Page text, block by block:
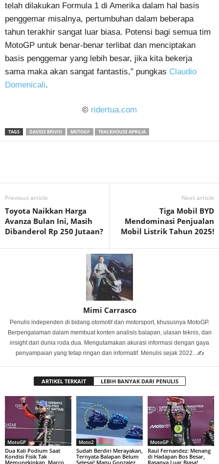
telah dilakukan Formula 1 di Amerika dalam hal basis
penggemar misalnya, pertumbuhan dalam beberapa
tahun terakhir sangat luar biasa. Potensi bagi semua tim
MotoGP untuk benar-benar terlibat dan menciptakan
basis penggemar yang lebih besar, jika kita bekerja
sama maka akan sangat fantastis,” pungkas Claudio
Domenicali.
© ridertua.com
TAGS DAVIDE BRIVIO MOTOGP TRACKHOUSE APRILIA
Previous article
Toyota Naikkan Harga
Avanza Bulan Ini, Masih
Dibanderol Rp 250 Jutaan?
Next article
Tiga Mobil BYD
Mendominasi Penjualan
Mobil Listrik Tahun 2025!
Mimi Carrasco
Penulis independen di bidang otomotif dan motorsport, khususnya MotoGP.
Berpengalaman dalam membuat konten analisis balapan, ulasan teknis, dan
insight dari dunia roda dua. Mengutamakan akurasi informasi dengan gaya
penyampaian yang tetap ringan dan informatif. Menulis sejak 2022...✍️
ARTIKEL TERKAIT LEBIH BANYAK DARI PENULIS
MotoGP
Dua Kali Podium Saat
Kondisi Fisik Tak
Memungkinkan, Marco
Moto2
Sudah Berdiri Merayakan,
Ternyata Balapan Belum
Selesai! Manu Gonzalez
MotoGP
Raul Fernandez: Menang
di Hadapan Bos Besar,
Rasanya Luar Biasa!